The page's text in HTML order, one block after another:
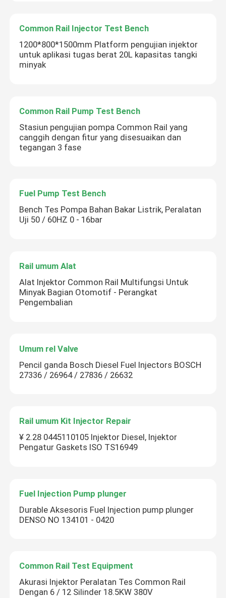
Common Rail Injector Test Bench
1200*800*1500mm Platform pengujian injektor
untuk aplikasi tugas berat 20L kapasitas tangki
minyak
Common Rail Pump Test Bench
Stasiun pengujian pompa Common Rail yang
canggih dengan fitur yang disesuaikan dan
tegangan 3 fase
Fuel Pump Test Bench
Bench Tes Pompa Bahan Bakar Listrik, Peralatan
Uji 50 / 60HZ 0 - 16bar
Rail umum Alat
Alat Injektor Common Rail Multifungsi Untuk
Minyak Bagian Otomotif - Perangkat
Pengembalian
Umum rel Valve
Pencil ganda Bosch Diesel Fuel Injectors BOSCH
27336 / 26964 / 27836 / 26632
Rail umum Kit Injector Repair
¥ 2.28 0445110105 Injektor Diesel, Injektor
Pengatur Gaskets ISO TS16949
Fuel Injection Pump plunger
Durable Aksesoris Fuel Injection pump plunger
DENSO NO 134101 - 0420
Common Rail Test Equipment
Akurasi Injektor Peralatan Tes Common Rail
Dengan 6 / 12 Silinder 18.5KW 380V